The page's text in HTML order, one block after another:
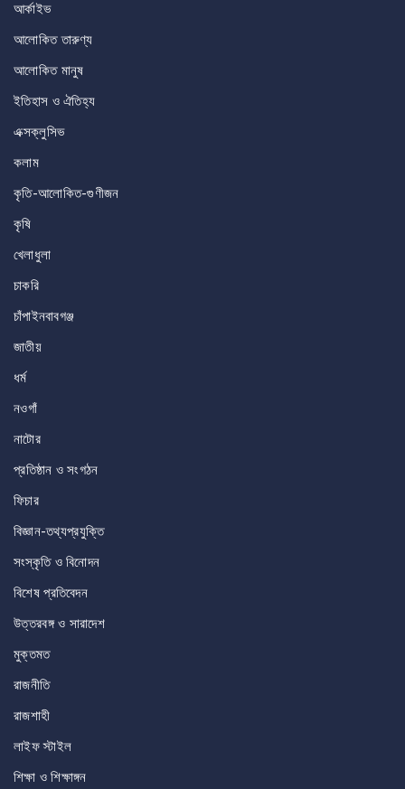
আর্কাইভ
আলোকিত তারুণ্য
আলোকিত মানুষ
ইতিহাস ও ঐতিহ্য
এক্সক্লুসিভ
কলাম
কৃতি-আলোকিত-গুণীজন
কৃষি
খেলাধুলা
চাকরি
চাঁপাইনবাবগঞ্জ
জাতীয়
ধর্ম
নওগাঁ
নাটোর
প্রতিষ্ঠান ও সংগঠন
ফিচার
বিজ্ঞান-তথ্যপ্রযুক্তি
সংস্কৃতি ও বিনোদন
বিশেষ প্রতিবেদন
উত্তরবঙ্গ ও সারাদেশ
মুক্তমত
রাজনীতি
রাজশাহী
লাইফ স্টাইল
শিক্ষা ও শিক্ষাঙ্গন